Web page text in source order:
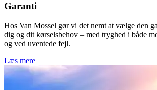
Garanti
Hos Van Mossel gør vi det nemt at vælge den
dig og dit kørselsbehov – med tryghed i både
og ved uventede fejl.
Læs mere